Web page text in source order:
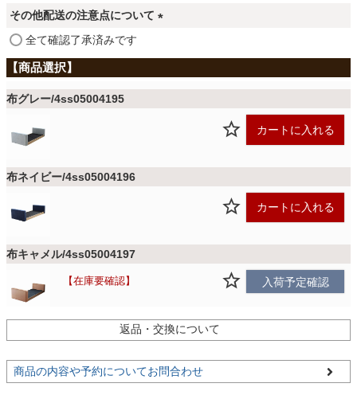
収納用品
生活用品
インテリア雑貨
ガーデン
タワー
その他配送の注意点について
必
須
)
全て確認了承済みです
布グレー/4ss05004195
カートに入れる
布ネイビー/4ss05004196
カートに入れる
布キャメル/4ss05004197
在庫要確認 入荷予定確認
PVCブラック/4ss05004198
カートに入れる
返品・交換について
商品の内容や予約についてお問合わせ